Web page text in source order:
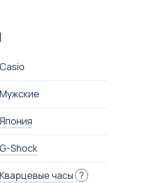
Casio
Мужские
Япония
G-Shock
Кварцевые часы ?